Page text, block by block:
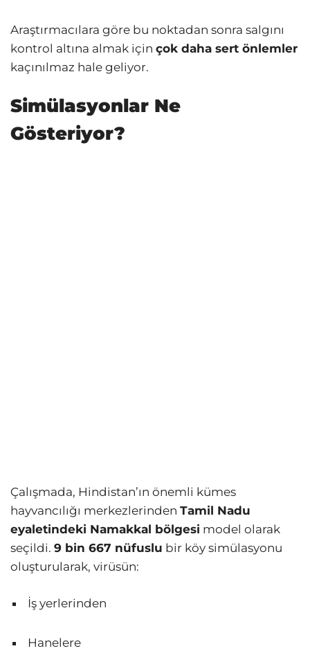
Araştırmacılara göre bu noktadan sonra salgını
kontrol altına almak için çok daha sert önlemler
kaçınılmaz hale geliyor.
Simülasyonlar Ne
Gösteriyor?
Çalışmada, Hindistan’ın önemli kümes
hayvancılığı merkezlerinden Tamil Nadu
eyaletindeki Namakkal bölgesi model olarak
seçildi. 9 bin 667 nüfuslu bir köy simülasyonu
oluşturularak, virüsün:
İş yerlerinden
Hanelere